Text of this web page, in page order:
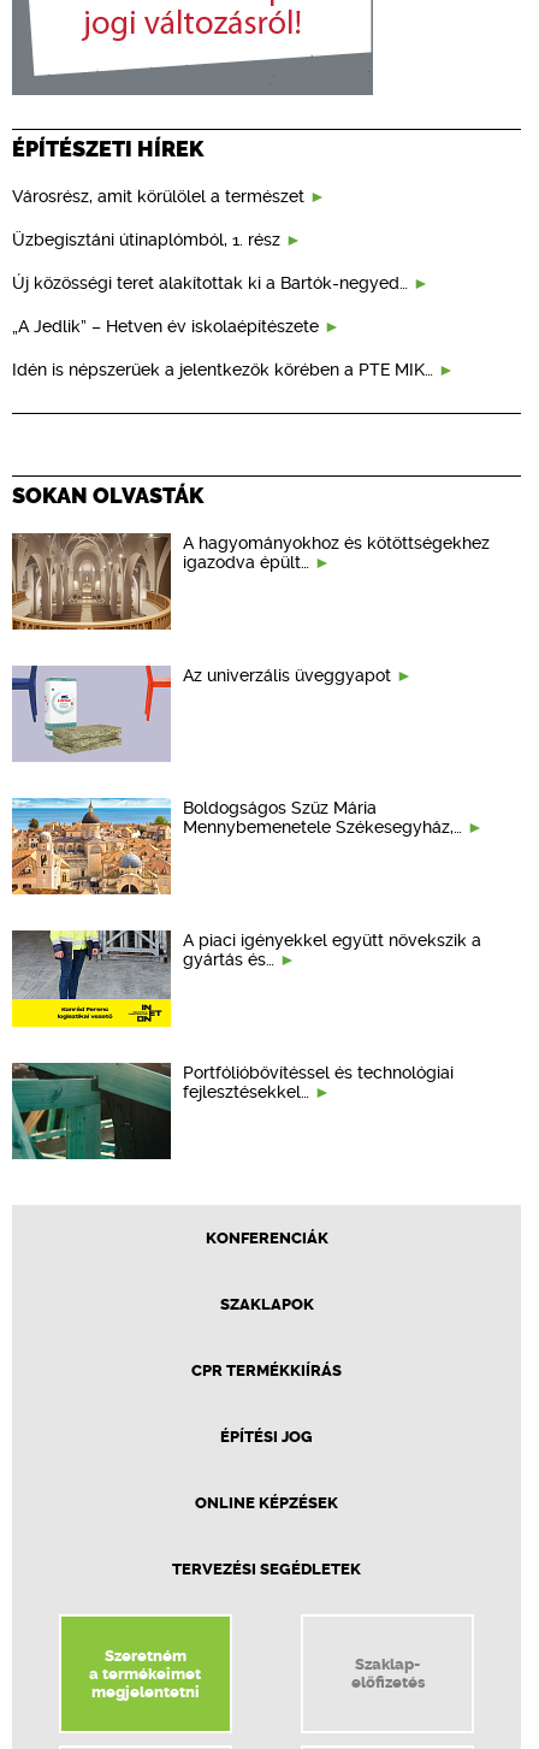
ÉPÍTÉSZETI HÍREK
Városrész, amit körülölel a természet
Üzbegisztáni útinaplómból, 1. rész
Új közösségi teret alakítottak ki a Bartók-negyed…
„A Jedlik” – Hetven év iskolaépítészete
Idén is népszerűek a jelentkezők körében a PTE MIK…
SOKAN OLVASTÁK
A hagyományokhoz és kötöttségekhez
igazodva épült…
Az univerzális üveggyapot
Boldogságos Szűz Mária
Mennybemenetele Székesegyház,…
A piaci igényekkel együtt növekszik a
gyártás és…
Portfólióbővítéssel és technológiai
fejlesztésekkel…
KONFERENCIÁK
SZAKLAPOK
CPR TERMÉKKIÍRÁS
ÉPÍTÉSI JOG
ONLINE KÉPZÉSEK
TERVEZÉSI SEGÉDLETEK
Szeretném
a termékeimet
megjelentetni
Szaklap-
előfizetés